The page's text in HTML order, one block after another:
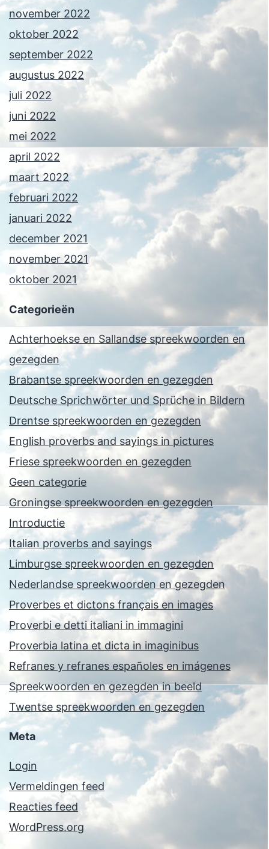
november 2022
oktober 2022
september 2022
augustus 2022
juli 2022
juni 2022
mei 2022
april 2022
maart 2022
februari 2022
januari 2022
december 2021
november 2021
oktober 2021
Categorieën
Achterhoekse en Sallandse spreekwoorden en
gezegden
Brabantse spreekwoorden en gezegden
Deutsche Sprichwörter und Sprüche in Bildern
Drentse spreekwoorden en gezegden
English proverbs and sayings in pictures
Friese spreekwoorden en gezegden
Geen categorie
Groningse spreekwoorden en gezegden
Introductie
Italian proverbs and sayings
Limburgse spreekwoorden en gezegden
Nederlandse spreekwoorden en gezegden
Proverbes et dictons français en images
Proverbi e detti italiani in immagini
Proverbia latina et dicta in imaginibus
Refranes y refranes españoles en imágenes
Spreekwoorden en gezegden in beeld
Twentse spreekwoorden en gezegden
Meta
Login
Vermeldingen feed
Reacties feed
WordPress.org